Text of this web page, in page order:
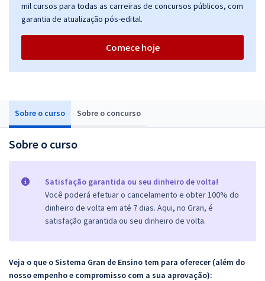
Sobre o curso Sobre o concurso
Sobre o curso
Satisfação garantida ou seu dinheiro de volta!
Você poderá efetuar o cancelamento e obter 100% do
dinheiro de volta em até 7 dias. Aqui, no Gran, é
satisfação garantida ou seu dinheiro de volta.
Veja o que o Sistema Gran de Ensino tem para oferecer (além do
nosso empenho e compromisso com a sua aprovação):
mil cursos para todas as carreiras de concursos públicos, com
garantia de atualização pós-edital.
Comece hoje